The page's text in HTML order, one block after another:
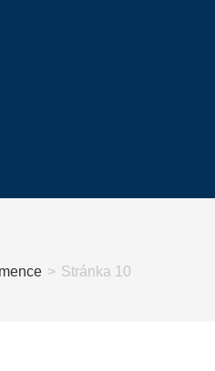
> Stránka 10